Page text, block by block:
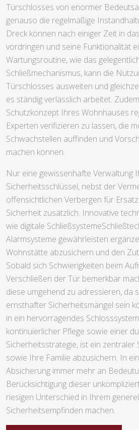
Türschlosses von enormer
genauso die regelmäßige
Dreck können nach einiger Zeit in
vordringen und seine Funktionalität
Wartungsroutine, wie das
Schließmechanismus, kann die
Türschlosses ausweiten und
es ständig verlässlich arbeitet.
Schutzkonzept Ihres Wohnhauses
Experten verifizieren zu lassen, die
Schwachstellen auffinden und
machen können.
Nur eine gewissenhafte Verwaltung
Sicherheitsschlüssel, nebst der
offensichtlichen Verbergen für
Sicherheit zusätzlich. Innovative
wie digitale
Alarmsysteme gewährleisten
Wohnstätte abzusichern und den
Sobald sich Schwierigkeiten beim
Verschließen der Tür bemerkbar
diese umgehend zu adressieren, da
ernsthafter Sicherheitsmängel sein
in ein hervorragendes
kontinuierlicher Pflege sowie einer
Sicherheitsstrategie, ist ein zentraler
sowie Ihre Familie abzusichern. In
Absicherung immer mehr an
Berücksichtigung dieser
riesigen Unterschied in Ihrem
Sicherheitsempfinden machen.